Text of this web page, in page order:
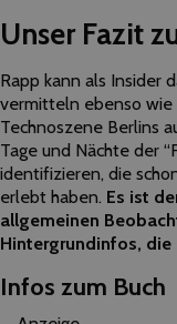
Unser Fazit
Rapp kann als Insider
vermitteln ebenso wie
Technoszene Berlins
Tage und Nächte der
identifizieren, die
erlebt haben. Es ist
allgemeinen
Hintergrundinfos, die
Infos zum Buch